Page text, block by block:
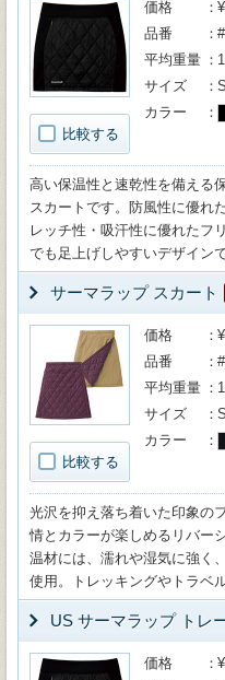
比較する
価格
品番
平均重量
サイズ
カラー
高い保温性と速乾性を備える
スカートです。防風性に優れ
レッチ性・吸汗性に優れたフ
でも足上げしやすいデザイン
サーマラップ スカート
比較する
価格
品番
平均重量
サイズ
カラー
光沢を抑え落ち着いた印象の
情とカラーが楽しめるリバー
温材には、濡れや湿気に強く
使用。トレッキングやトラベ
US サーマラップ トレ
価格